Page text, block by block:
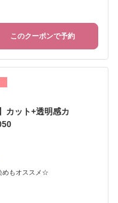
このクーポンで予約
カット+透明感カ
もオススメ☆